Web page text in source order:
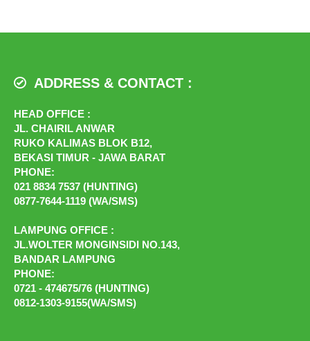
ADDRESS & CONTACT :
HEAD OFFICE :
JL. CHAIRIL ANWAR
RUKO KALIMAS BLOK B12,
BEKASI TIMUR - JAWA BARAT
PHONE:
021 8834 7537 (HUNTING)
0877-7644-1119 (WA/SMS)
LAMPUNG OFFICE :
JL.WOLTER MONGINSIDI NO.143,
BANDAR LAMPUNG
PHONE:
0721 - 474675/76 (HUNTING)
0812-1303-9155(WA/SMS)